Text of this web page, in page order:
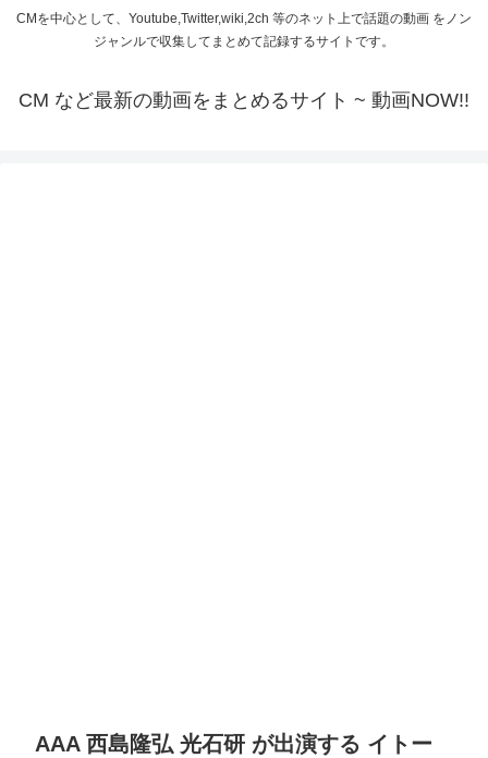
CMを中心として、Youtube,Twitter,wiki,2ch 等のネット上で話題の動画 をノン
ジャンルで収集してまとめて記録するサイトです。
CM など最新の動画をまとめるサイト ~ 動画NOW!!
AAA 西島隆弘 光石研 が出演する イトー